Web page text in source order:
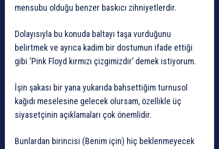
mensubu olduğu benzer baskıcı zihniyetlerdir.
Dolayısıyla bu konuda baltayı taşa vurduğunu
belirtmek ve ayrıca kadim bir dostumun ifade ettiği
gibi ‘Pink Floyd kırmızı çizgimizdir’ demek istiyorum.
İşin şakası bir yana yukarıda bahsettiğim turnusol
kağıdı meselesine gelecek olursam, özellikle üç
siyasetçinin açıklamaları çok önemlidir.
Bunlardan birincisi (Benim için) hiç beklenmeyecek